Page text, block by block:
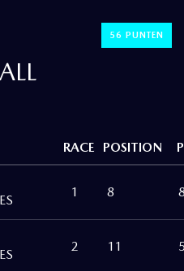
56 PUNTEN
RACE POSITION
1 8
2 11